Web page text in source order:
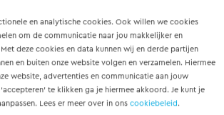
en analytische cookies. Ook willen we cookies
om de communicatie naar jou makkelijker en
deze cookies en data kunnen wij en derde partijen
en buiten onze website volgen en verzamelen. Hiermee
website, advertenties en communicatie aan jouw
te klikken ga je hiermee akkoord. Je kunt je
Lees er meer over in ons cookiebeleid.
- 40 uur€ 6.000 tot € 7.500
Bekijk vacature